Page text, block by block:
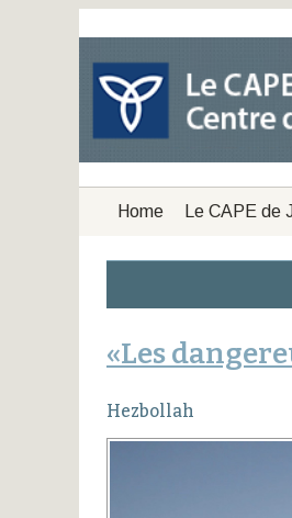
Home Le CAPE de
«Les
Hezbollah